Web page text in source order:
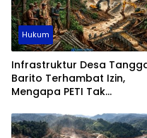
Hukum
Infrastruktur Desa
Barito Terhambat Izin,
Mengapa PETI Tak